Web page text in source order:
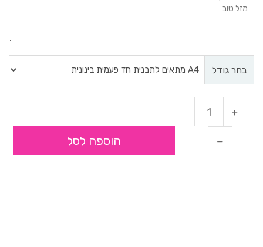
בחר גודל
הוספה לסל